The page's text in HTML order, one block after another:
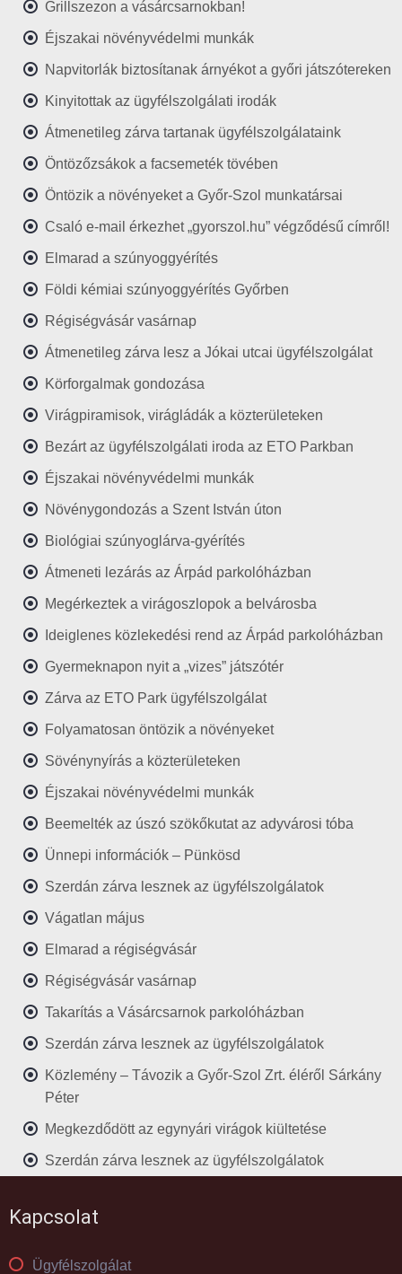
Grillszezon a vásárcsarnokban!
Éjszakai növényvédelmi munkák
Napvitorlák biztosítanak árnyékot a győri játszótereken
Kinyitottak az ügyfélszolgálati irodák
Átmenetileg zárva tartanak ügyfélszolgálataink
Öntözőzsákok a facsemeték tövében
Öntözik a növényeket a Győr-Szol munkatársai
Csaló e-mail érkezhet „gyorszol.hu” végződésű címről!
Elmarad a szúnyoggyérítés
Földi kémiai szúnyoggyérítés Győrben
Régiségvásár vasárnap
Átmenetileg zárva lesz a Jókai utcai ügyfélszolgálat
Körforgalmak gondozása
Virágpiramisok, virágládák a közterületeken
Bezárt az ügyfélszolgálati iroda az ETO Parkban
Éjszakai növényvédelmi munkák
Növénygondozás a Szent István úton
Biológiai szúnyoglárva-gyérítés
Átmeneti lezárás az Árpád parkolóházban
Megérkeztek a virágoszlopok a belvárosba
Ideiglenes közlekedési rend az Árpád parkolóházban
Gyermeknapon nyit a „vizes” játszótér
Zárva az ETO Park ügyfélszolgálat
Folyamatosan öntözik a növényeket
Sövénynyírás a közterületeken
Éjszakai növényvédelmi munkák
Beemelték az úszó szökőkutat az adyvárosi tóba
Ünnepi információk – Pünkösd
Szerdán zárva lesznek az ügyfélszolgálatok
Vágatlan május
Elmarad a régiségvásár
Régiségvásár vasárnap
Takarítás a Vásárcsarnok parkolóházban
Szerdán zárva lesznek az ügyfélszolgálatok
Közlemény – Távozik a Győr-Szol Zrt. éléről Sárkány
Péter
Megkezdődött az egynyári virágok kiültetése
Szerdán zárva lesznek az ügyfélszolgálatok
Kapcsolat
Ügyfélszolgálat